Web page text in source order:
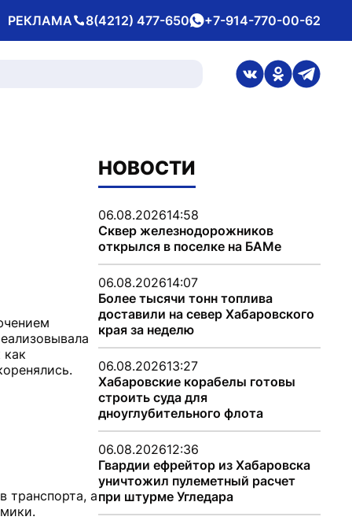
РЕКЛАМА
Телефон 8(4212) 477-650whatsApp
+7-914-770-00-62
ссылка на
ссылка на
транспорта, а
НОВОСТИ
06.08.202614:58
Сквер железнодорожников
открылся в поселке на БАМе
06.08.202614:07
Более тысячи тонн топлива
доставили на север Хабаровского
края за неделю
06.08.202613:27
Хабаровские корабелы готовы
строить суда для
дноуглубительного флота
06.08.202612:36
Гвардии ефрейтор из Хабаровска
уничтожил пулеметный расчет
при штурме Угледара